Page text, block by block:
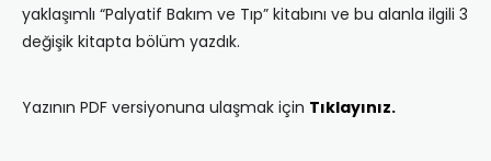
yaklaşımlı “Palyatif Bakım ve Tıp” kitabını ve bu alanla ilgili 3
değişik kitapta bölüm yazdık.
Yazının PDF versiyonuna ulaşmak için Tıklayınız.